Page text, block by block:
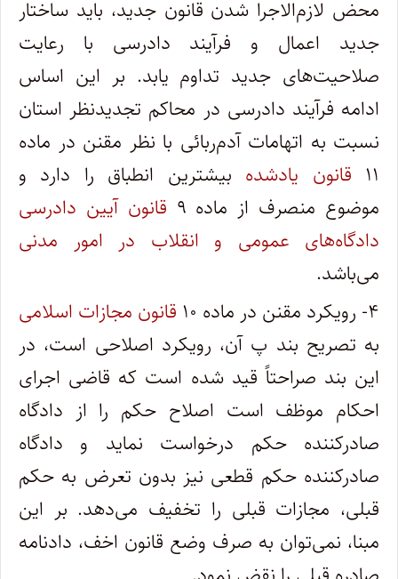
محض لازم‌الاجرا شدن قانون جدید، باید ساختار
جدید اعمال و فرآیند دادرسی با رعایت
صلاحیت‌های جدید تداوم یابد. بر این اساس
ادامه فرآیند دادرسی در محاکم تجدیدنظر استان
نسبت به اتهامات آدم‌ربائی با نظر مقنن در ماده
۱۱ قانون یادشده بیشترین انطباق را دارد و
موضوع منصرف از ماده ۹
قانون آیین دادرسی
دادگاه‌های عمومی و انقلاب در امور مدنی
می‌باشد.
۴- رویکرد مقنن در ماده ۱۰
قانون مجازات اسلامی
به تصریح بند پ آن، رویکرد اصلاحی است، در
این بند صراحتاً قید شده است که قاضی اجرای
احکام موظف است اصلاح حکم را از دادگاه
صادر‌کننده حکم درخواست نماید و دادگاه
صادر‌کننده حکم قطعی نیز بدون تعرض به حکم
قبلی، مجازات قبلی را تخفیف می‌دهد. بر این
مبنا، نمی‌توان به صرف وضع قانون اخف، دادنامه